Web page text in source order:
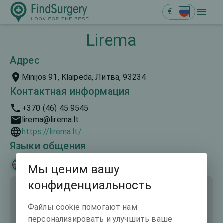
€
Lirema
Адрес
Minijos 91, Klaipeda, Литва, 93234
Контактная информация
+370 (46) 45 9545
lirema@lirema.lt
https://lirema.lt/
Языки общения
English
Мы ценим вашу
конфиденциальность
Файлы cookie помогают нам
персонализировать и улучшить ваше